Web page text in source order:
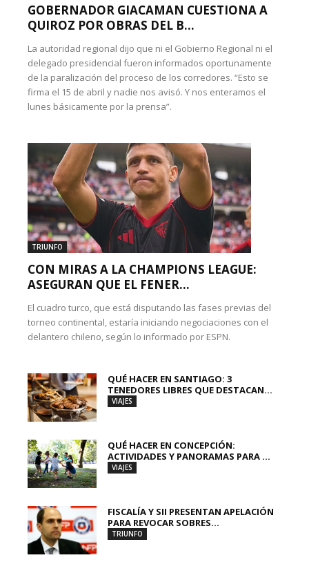
GOBERNADOR GIACAMAN CUESTIONA A
QUIROZ POR OBRAS DEL B...
La autoridad regional dijo que ni el Gobierno Regional ni el
delegado presidencial fueron informados oportunamente
de la paralización del proceso de los corredores. “Esto se
firma el 15 de abril y nadie nos avisó. Y nos enteramos el
lunes básicamente por la prensa”.
TRIUNFO
CON MIRAS A LA CHAMPIONS LEAGUE:
ASEGURAN QUE EL FENER...
El cuadro turco, que está disputando las fases previas del
torneo continental, estaría iniciando negociaciones con el
delantero chileno, según lo informado por ESPN.
QUÉ HACER EN SANTIAGO: 3
TENEDORES LIBRES QUE DESTACAN...
VIAJES
QUÉ HACER EN CONCEPCIÓN:
ACTIVIDADES Y PANORAMAS PARA ...
VIAJES
FISCALÍA Y SII PRESENTAN APELACIÓN
PARA REVOCAR SOBRES...
TRIUNFO